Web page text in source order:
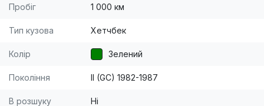
Пробіг 1 000 км
Тип кузова Хетчбек
Колір Зелений
Покоління II (GC) 1982-1987
В розшуку Ні